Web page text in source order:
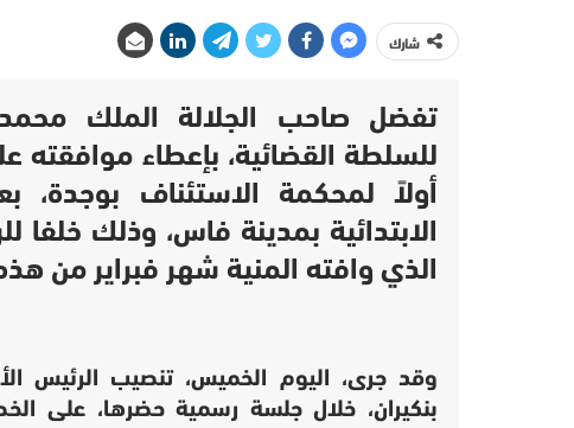
شارك
تفضل صاحب الجلالة الملك
للسلطة القضائية، بإعطاء موافقته
أولاً لمحكمة الاستئناف
الابتدائية بمدينة فاس، وذلك خلفا
الذي وافته المنية شهر فبراير من
وقد جرى، اليوم الخميس، تنصيب الرئيس
بنكيران، خلال جلسة رسمية حضرها، على